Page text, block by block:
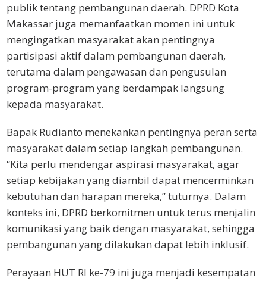
publik tentang pembangunan daerah. DPRD Kota
Makassar juga memanfaatkan momen ini untuk
mengingatkan masyarakat akan pentingnya
partisipasi aktif dalam pembangunan daerah,
terutama dalam pengawasan dan pengusulan
program-program yang berdampak langsung
kepada masyarakat.
Bapak Rudianto menekankan pentingnya peran serta
masyarakat dalam setiap langkah pembangunan.
“Kita perlu mendengar aspirasi masyarakat, agar
setiap kebijakan yang diambil dapat mencerminkan
kebutuhan dan harapan mereka,” tuturnya. Dalam
konteks ini, DPRD berkomitmen untuk terus menjalin
komunikasi yang baik dengan masyarakat, sehingga
pembangunan yang dilakukan dapat lebih inklusif.
Perayaan HUT RI ke-79 ini juga menjadi kesempatan